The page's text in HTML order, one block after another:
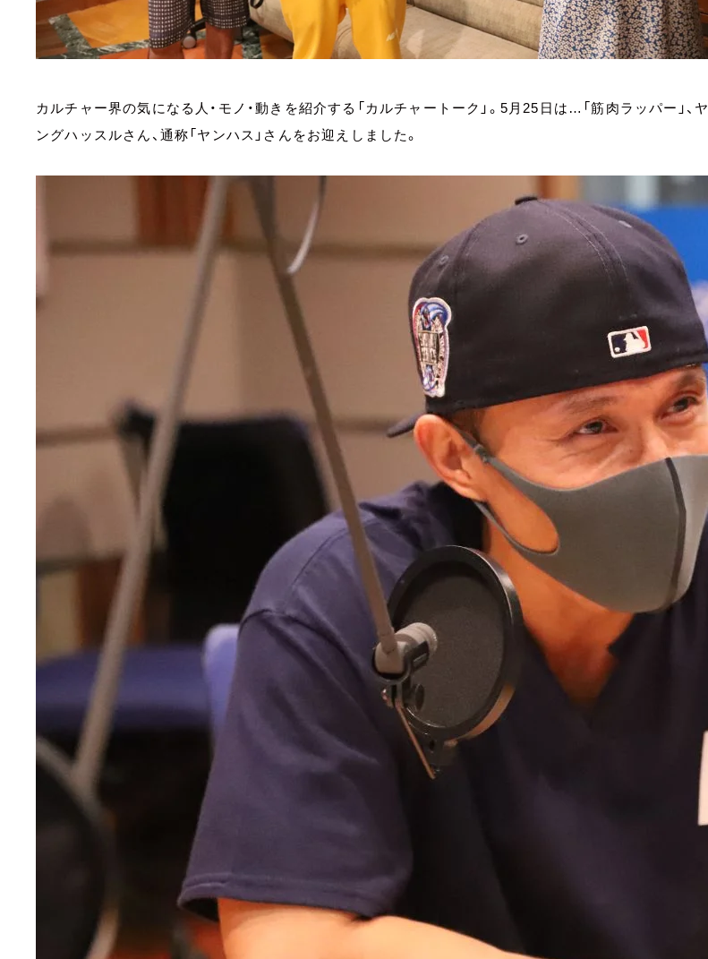
カルチャー界の気になる人・モノ・動きを紹介する「カルチャートーク」。5月25日は…「筋肉ラッパー」、ヤ
ングハッスルさん、通称「ヤンハス」さんをお迎えしました。